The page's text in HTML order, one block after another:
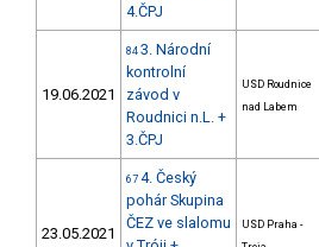
4.ČPJ
19.06.2021
84 3. Národní
kontrolní
závod v
Roudnici n.L. +
3.ČPJ
USD Roudnice
nad Labem
23.05.2021
67 4. Český
pohár Skupina
ČEZ ve slalomu
USD Praha -